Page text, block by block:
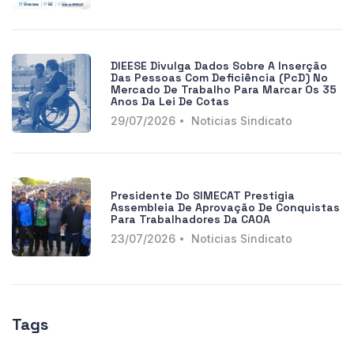
DIEESE Divulga Dados Sobre A Inserção
Das Pessoas Com Deficiência (PcD) No
Mercado De Trabalho Para Marcar Os 35
Anos Da Lei De Cotas
29/07/2026 Noticias Sindicato
Presidente Do SIMECAT Prestigia
Assembleia De Aprovação De Conquistas
Para Trabalhadores Da CAOA
23/07/2026 Noticias Sindicato
Tags